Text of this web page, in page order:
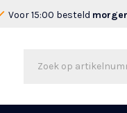
Voor 15:00 besteld